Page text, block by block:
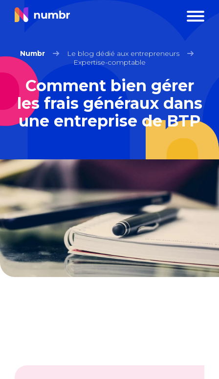
Numbr
Le blog dédié aux entrepreneurs
Expertise-comptable
Comment bien gérer
les frais généraux dans
une entreprise de BTP